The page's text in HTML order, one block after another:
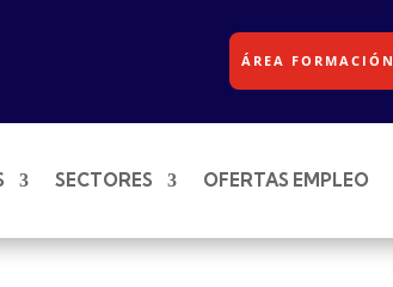
ÁREA FORMACIÓN
SECTORES OFERTAS EMPLEO